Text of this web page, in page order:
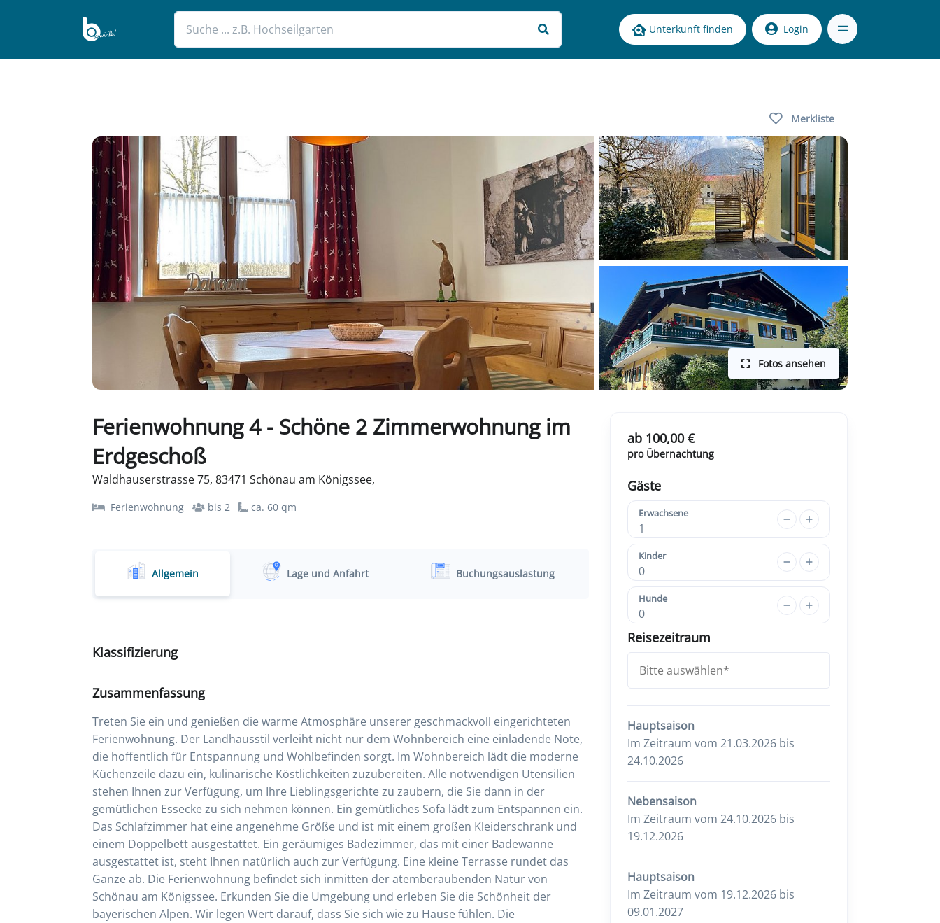
Unterkunft finden Login
Merkliste
Fotos ansehen
Ferienwohnung 4 - Schöne 2 Zimmerwohnung im
Erdgeschoß
Waldhauserstrasse 75, 83471 Schönau am Königssee,
Ferienwohnung bis 2 ca. 60 qm
Allgemein Lage und Anfahrt Buchungsauslastung
Klassifizierung
Zusammenfassung
Treten Sie ein und genießen die warme Atmosphäre unserer geschmackvoll eingerichteten
Ferienwohnung. Der Landhausstil verleiht nicht nur dem Wohnbereich eine einladende Note,
die hoffentlich für Entspannung und Wohlbefinden sorgt. Im Wohnbereich lädt die moderne
Küchenzeile dazu ein, kulinarische Köstlichkeiten zuzubereiten. Alle notwendigen Utensilien
stehen Ihnen zur Verfügung, um Ihre Lieblingsgerichte zu zaubern, die Sie dann in der
gemütlichen Essecke zu sich nehmen können. Ein gemütliches Sofa lädt zum Entspannen ein.
Das Schlafzimmer hat eine angenehme Größe und ist mit einem großen Kleiderschrank und
einem Doppelbett ausgestattet. Ein geräumiges Badezimmer, das mit einer Badewanne
ausgestattet ist, steht Ihnen natürlich auch zur Verfügung. Eine kleine Terrasse rundet das
Ganze ab. Die Ferienwohnung befindet sich inmitten der atemberaubenden Natur von
Schönau am Königssee. Erkunden Sie die Umgebung und erleben Sie die Schönheit der
bayerischen Alpen. Wir legen Wert darauf, dass Sie sich wie zu Hause fühlen. Die
ab 100,00 €
pro Übernachtung
Gäste
Erwachsene
1
Kinder
0
Hunde
0
Reisezeitraum
Hauptsaison
Im Zeitraum vom 21.03.2026 bis
24.10.2026
Nebensaison
Im Zeitraum vom 24.10.2026 bis
19.12.2026
Hauptsaison
Im Zeitraum vom 19.12.2026 bis
09.01.2027